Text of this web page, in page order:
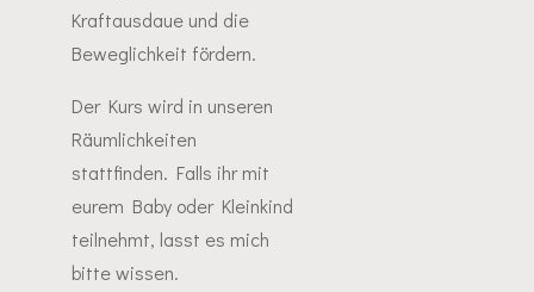
Kraftausdaue und die
Beweglichkeit fördern.
Der Kurs wird in unseren
Räumlichkeiten
stattfinden. Falls ihr mit
eurem Baby oder Kleinkind
teilnehmt, lasst es mich
bitte wissen.